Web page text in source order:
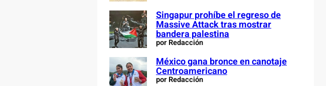
Singapur prohíbe el regreso de
Massive Attack tras mostrar
bandera palestina
por Redacción
México gana bronce en canotaje
Centroamericano
por Redacción